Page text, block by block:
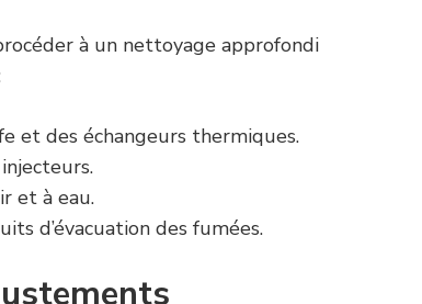
à un nettoyage approfondi
et des échangeurs thermiques.
et à eau.
d’évacuation des fumées.